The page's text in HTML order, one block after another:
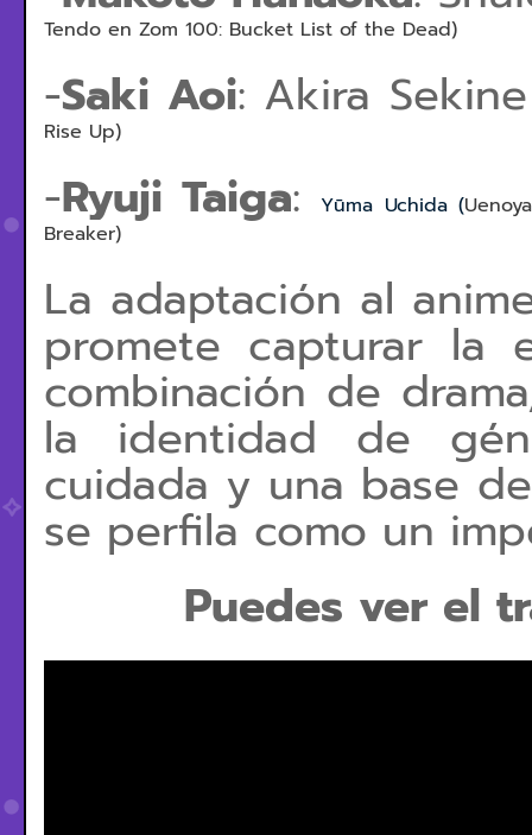
Tendo en Zom 100: Bucket List of the Dead)
-Saki Aoi: Akira
Rise Up)
-Ryuji Taiga: Yūma Uchida (
Breaker)
La adaptación al
promete capturar la
combinación de
la identidad de
cuidada y una base
se perfila como un
Puedes ver el